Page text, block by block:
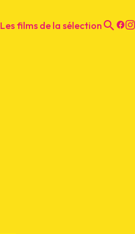
Les films de la sélection